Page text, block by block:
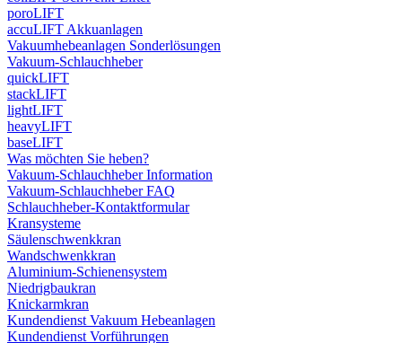
poroLIFT
accuLIFT Akkuanlagen
Vakuumhebeanlagen Sonderlösungen
Vakuum-Schlauchheber
quickLIFT
stackLIFT
lightLIFT
heavyLIFT
baseLIFT
Was möchten Sie heben?
Vakuum-Schlauchheber Information
Vakuum-Schlauchheber FAQ
Schlauchheber-Kontaktformular
Kransysteme
Säulenschwenkkran
Wandschwenkkran
Aluminium-Schienensystem
Niedrigbaukran
Knickarmkran
Kundendienst Vakuum Hebeanlagen
Kundendienst Vorführungen